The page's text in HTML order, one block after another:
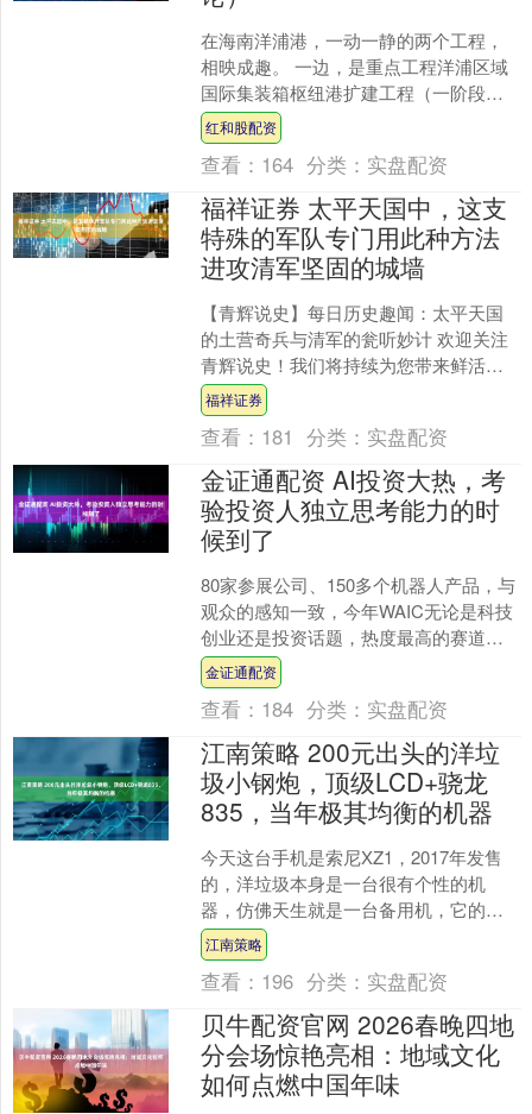
在海南洋浦港，一动一静的两个工程，
相映成趣。 一边，是重点工程洋浦区域
国际集装箱枢纽港扩建工程（一阶段）
二期项目，机械轰鸣，热火朝天；另一
边，是悄无声息的水下工....
红和股配资
查看： 164 分类： 实盘配资
福祥证券 太平天国中，这支
特殊的军队专门用此种方法
进攻清军坚固的城墙
【青辉说史】每日历史趣闻：太平天国
的土营奇兵与清军的瓮听妙计 欢迎关注
青辉说史！我们将持续为您带来鲜活生
动的历史故事，透过细节还原那些惊心
动魄的战争智慧。今天要....
福祥证券
查看： 181 分类： 实盘配资
金证通配资 AI投资大热，考
验投资人独立思考能力的时
候到了
80家参展公司、150多个机器人产品，与
观众的感知一致，今年WAIC无论是科技
创业还是投资话题，热度最高的赛道无
疑集中在具身智能。 “作为投资者，都有
点心虚。”....
金证通配资
查看： 184 分类： 实盘配资
江南策略 200元出头的洋垃
圾小钢炮，顶级LCD+骁龙
835，当年极其均衡的机器
今天这台手机是索尼XZ1，2017年发售
的，洋垃圾本身是一台很有个性的机
器，仿佛天生就是一台备用机，它的特
质时常让人眼前一亮，偶尔把玩也令人
内心愉悦，但掉链子的....
江南策略
查看： 196 分类： 实盘配资
贝牛配资官网 2026春晚四地
分会场惊艳亮相：地域文化
如何点燃中国年味